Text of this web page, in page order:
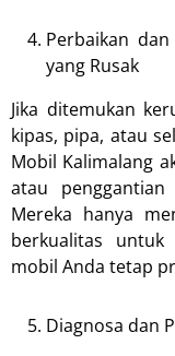
Perbaikan
yang Rusak
Jika ditemukan
kipas, pipa, atau
Mobil Kalimalang
atau
Mereka hanya
berkualitas untuk
mobil Anda tetap
Diagnosa dan